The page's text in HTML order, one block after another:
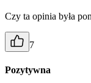
Czy ta opinia była
7
Pozytywna